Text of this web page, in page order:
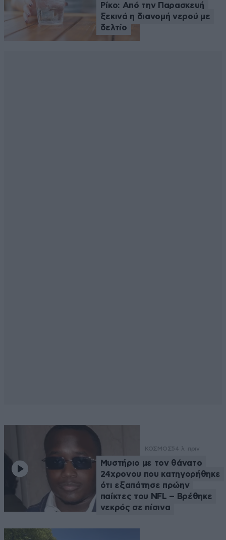
Ρίκο: Από την Παρασκευή
ξεκινά η διανομή νερού με
δελτίο
ΚΟΣΜΟΣ54 λ. πριν
Μυστήριο με τον θάνατο
24χρονου που κατηγορήθηκε
ότι εξαπάτησε πρώην
παίκτες του NFL – Βρέθηκε
νεκρός σε πίσινα